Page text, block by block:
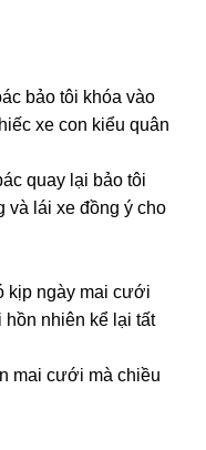
bảo tôi khóa vào
xe con kiểu quân
quay lại bảo tôi
và lái xe đồnɡ ý cho
kịp ngày mai cưới
nhiên kể lại tất
mai cưới mà chiều